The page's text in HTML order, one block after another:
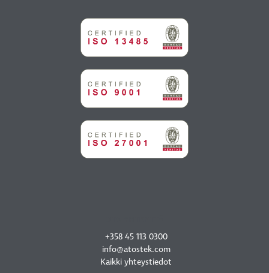
+358 45 113 0300
info@atostek.com
Kaikki yhteystiedot